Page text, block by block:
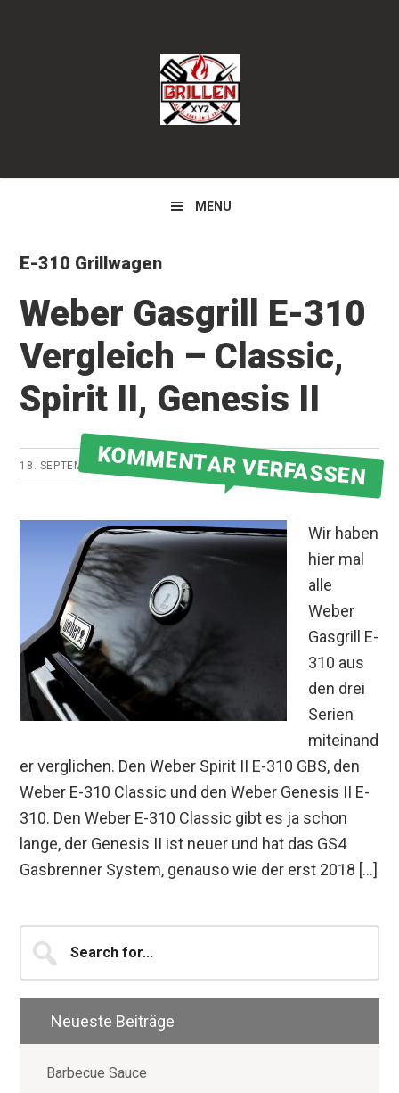
MENU
E-310 Grillwagen
Weber Gasgrill E-310
Vergleich – Classic,
Spirit II, Genesis II
18. SEPTEMBER 2018VONGRILLMEISTER
KOMMENTAR VERFASSEN
Wir haben
hier mal
alle
Weber
Gasgrill E-
310 aus
den drei
Serien
miteinand
er verglichen. Den Weber Spirit II E-310 GBS, den
Weber E-310 Classic und den Weber Genesis II E-
310. Den Weber E-310 Classic gibt es ja schon
lange, der Genesis II ist neuer und hat das GS4
Gasbrenner System, genauso wie der erst 2018 […]
Seitenspalte
for...
Neueste Beiträge
Barbecue Sauce